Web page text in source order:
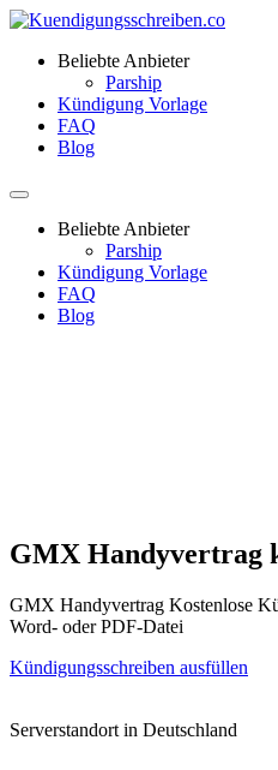
Beliebte Anbieter
Parship
Kündigung Vorlage
FAQ
Blog
Beliebte Anbieter
Parship
Kündigung Vorlage
FAQ
Blog
GMX Handyvertrag
GMX Handyvertrag Kostenlose
Word- oder PDF-Datei
Kündigungsschreiben ausfüllen
Serverstandort in Deutschland